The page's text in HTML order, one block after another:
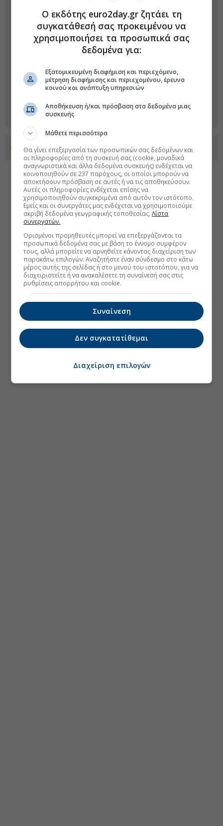
Προσθέστε το euro2day.gr στο Discover
Ο εκδότης euro2day.gr ζητάει τη
συγκατάθεσή σας προκειμένου να
χρησιμοποιήσει τα προσωπικά σας
δεδομένα για:
Εξατομικευμένη διαφήμιση και περιεχόμενο,
μέτρηση διαφήμισης και περιεχομένου, έρευνα
κοινού και ανάπτυξη υπηρεσιών
Αποθήκευση ή/και πρόσβαση στα δεδομένα μιας
συσκευής
Μάθετε περισσότερα
Θα γίνει επεξεργασία των προσωπικών σας δεδομένων και
οι πληροφορίες από τη συσκευή σας (cookie, μοναδικά
αναγνωριστικά και άλλα δεδομένα συσκευής) ενδέχεται να
κοινοποιηθούν σε 237 παρόχους, οι οποίοι μπορούν να
αποκτήσουν πρόσβαση σε αυτές ή να τις αποθηκεύσουν.
Αυτές οι πληροφορίες ενδέχεται επίσης να
χρησιμοποιηθούν συγκεκριμένα από αυτόν τον ιστότοπο.
Εμείς και οι συνεργάτες μας ενδέχεται να χρησιμοποιούμε
ακριβή δεδομένα γεωγραφικής τοποθεσίας.Λίστα
συνεργατών.
Ορισμένοι προμηθευτές μπορεί να επεξεργάζονται τα
προσωπικά δεδομένα σας με βάση το έννομο συμφέρον
τους, αλλά μπορείτε να αρνηθείτε κάνοντας διαχείριση των
παρακάτω επιλογών. Αναζητήστε έναν σύνδεσμο στο κάτω
μέρος αυτής της σελίδας ή στο μενού του ιστοτόπου, για να
διαχειριστείτε ή να ανακαλέσετε τη συναίνεσή σας στις
ρυθμίσεις απορρήτου και cookie.
Συναίνεση
Δεν συγκατατίθεμαι
Διαχείριση επιλογών